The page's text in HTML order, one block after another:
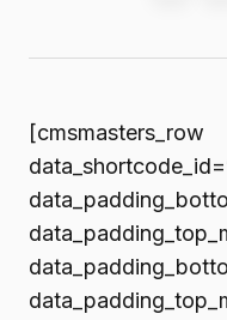
[cmsmasters_row